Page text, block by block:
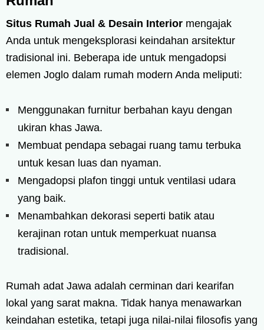
Situs Rumah Jual & Desain Interior mengajak
Anda untuk mengeksplorasi keindahan arsitektur
tradisional ini. Beberapa ide untuk mengadopsi
elemen Joglo dalam rumah modern Anda meliputi:
Menggunakan furnitur berbahan kayu dengan
ukiran khas Jawa.
Membuat pendapa sebagai ruang tamu terbuka
untuk kesan luas dan nyaman.
Mengadopsi plafon tinggi untuk ventilasi udara
yang baik.
Menambahkan dekorasi seperti batik atau
kerajinan rotan untuk memperkuat nuansa
tradisional.
Rumah adat Jawa adalah cerminan dari kearifan
lokal yang sarat makna. Tidak hanya menawarkan
keindahan estetika, tetapi juga nilai-nilai filosofis yang